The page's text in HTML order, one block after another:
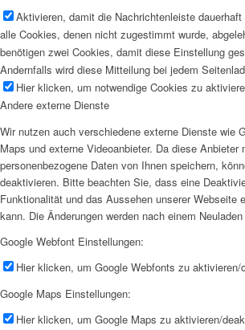
Aktivieren, damit die Nachrichtenleiste
alle Cookies, denen nicht zugestimmt wurde,
benötigen zwei Cookies, damit diese Einstellung
Andernfalls wird diese Mitteilung bei jedem
Hier klicken, um notwendige Cookies zu
Andere externe Dienste
Wir nutzen auch verschiedene externe Dienste wie
Maps und externe Videoanbieter. Da diese Anbieter
personenbezogene Daten von Ihnen speichern,
deaktivieren. Bitte beachten Sie, dass eine
Funktionalität und das Aussehen unserer Webseite
kann. Die Änderungen werden nach einem
Google Webfont Einstellungen:
Hier klicken, um Google Webfonts zu aktivieren/
Google Maps Einstellungen:
Hier klicken, um Google Maps zu aktivieren/